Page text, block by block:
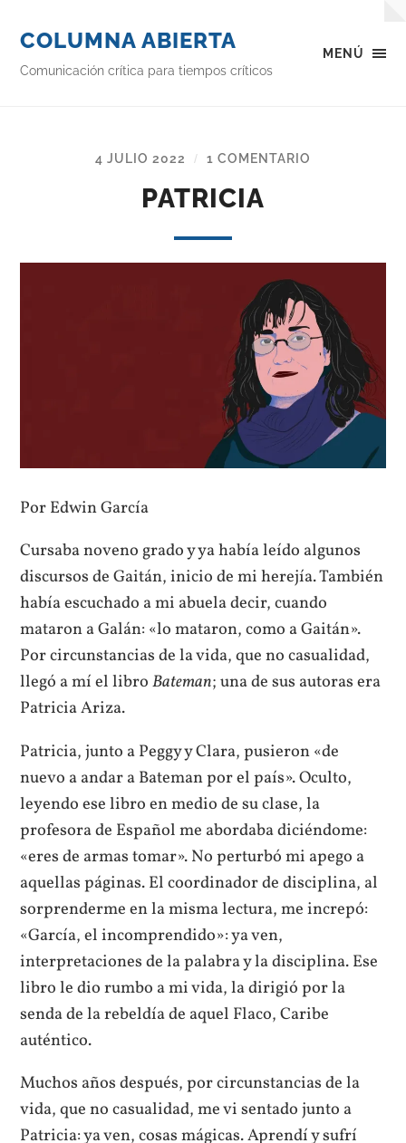
MENÚ
COLUMNA ABIERTA
Comunicación crítica para tiempos críticos
4 JULIO 2022 / 1 COMENTARIO
PATRICIA
Por Edwin García
Cursaba noveno grado y ya había leído algunos
discursos de Gaitán, inicio de mi herejía. También
había escuchado a mi abuela decir, cuando
mataron a Galán: «lo mataron, como a Gaitán».
Por circunstancias de la vida, que no casualidad,
llegó a mí el libroBateman; una de sus autoras era
Patricia Ariza.
Patricia, junto a Peggy y Clara, pusieron «de
nuevo a andar a Bateman por el país». Oculto,
leyendo ese libro en medio de su clase, la
profesora de Español me abordaba diciéndome:
«eres de armas tomar». No perturbó mi apego a
aquellas páginas. El coordinador de disciplina, al
sorprenderme en la misma lectura, me increpó:
«García, el incomprendido»: ya ven,
interpretaciones de la palabra y la disciplina. Ese
libro le dio rumbo a mi vida, la dirigió por la
senda de la rebeldía de aquel Flaco, Caribe
auténtico.
Muchos años después, por circunstancias de la
vida, que no casualidad, me vi sentado junto a
Patricia: ya ven, cosas mágicas. Aprendí y sufrí